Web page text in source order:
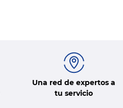
Una red de expertos a
tu servicio